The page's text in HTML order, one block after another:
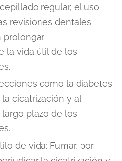
regular, el uso
revisiones dentales
prolongar
la vida útil de los
como la diabetes
cicatrización y al
plazo de los
de vida: Fumar, por